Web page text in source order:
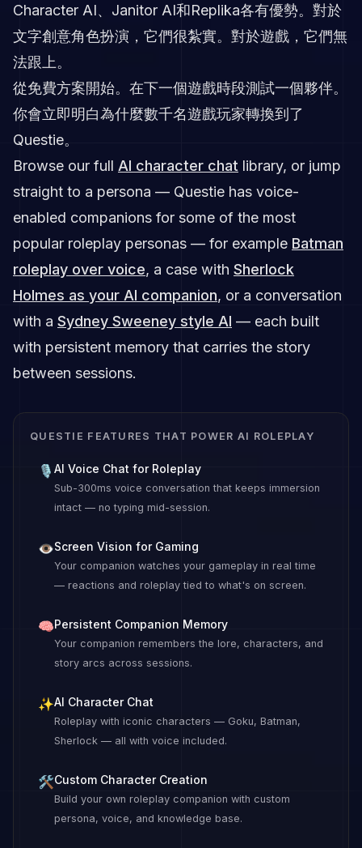
Character AI、Janitor AI和Replika各有優勢。對於
文字創意角色扮演，它們很紮實。對於遊戲，它們無
法跟上。
從免費方案開始。在下一個遊戲時段測試一個夥伴。
你會立即明白為什麼數千名遊戲玩家轉換到了
Questie。
Browse our full AI character chat library, or jump
straight to a persona — Questie has voice-
enabled companions for some of the most
popular roleplay personas — for example Batman
roleplay over voice, a case with Sherlock
Holmes as your AI companion, or a conversation
with a Sydney Sweeney style AI — each built
with persistent memory that carries the story
between sessions.
QUESTIE FEATURES THAT POWER AI ROLEPLAY
🎙 AI Voice Chat for Roleplay
Sub-300ms voice conversation that keeps immersion
intact — no typing mid-session.
👁Screen Vision for Gaming
Your companion watches your gameplay in real time
— reactions and roleplay tied to what's on screen.
🧠Persistent Companion Memory
Your companion remembers the lore, characters, and
story arcs across sessions.
✨AI Character Chat
Roleplay with iconic characters — Goku, Batman,
Sherlock — all with voice included.
🛠Custom Character Creation
Build your own roleplay companion with custom
persona, voice, and knowledge base.